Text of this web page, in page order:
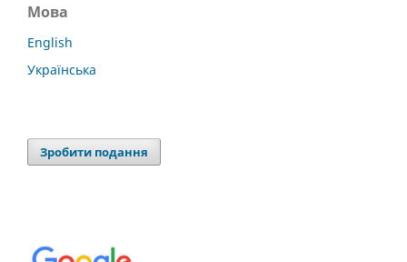
Мова
English
Українська
Зробити подання